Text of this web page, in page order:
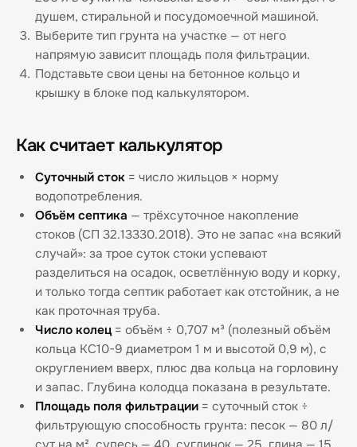
душем, стиральной и посудомоечной машиной.
Выберите тип грунта на участке — от него
напрямую зависит площадь поля фильтрации.
Подставьте свои цены на бетонное кольцо и
крышку в блоке под калькулятором.
Как считает калькулятор
Суточный сток = число жильцов × норму
водопотребления.
Объём септика — трёхсуточное накопление
стоков (СП 32.13330.2018). Это не запас «на всякий
случай»: за трое суток стоки успевают
разделиться на осадок, осветлённую воду и корку,
и только тогда септик работает как отстойник, а не
как проточная труба.
Число колец = объём ÷ 0,707 м³ (полезный объём
кольца КС10-9 диаметром 1 м и высотой 0,9 м), с
округлением вверх, плюс два кольца на горловину
и запас. Глубина колодца показана в результате.
Площадь поля фильтрации = суточный сток ÷
фильтрующую способность грунта: песок — 80 л/